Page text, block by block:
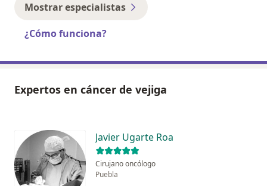
Mostrar especialistas
¿Cómo funciona?
Expertos en cáncer de vejiga
Javier Ugarte Roa
Cirujano oncólogo
Puebla